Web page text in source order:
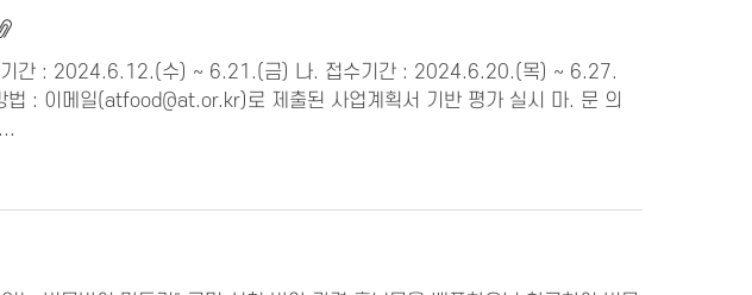
기간 : 2024.6.12.(수) ~ 6.21.(금) 나. 접수기간 : 2024.6.20.(목) ~ 6.27.
: 이메일(atfood@at.or.kr)로 제출된 사업계획서 기반 평가 실시 마. 문 의